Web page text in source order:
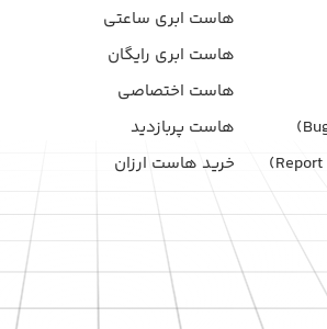
هاست ابری ساعتی
هاست ابری رایگان
هاست اختصاصی
هاست پربازدید
خرید هاست ارزان